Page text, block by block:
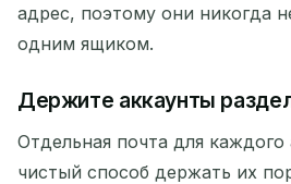
адрес, поэтому они никогда
одним ящиком.
Держите аккаунты
Отдельная почта для
чистый способ держать их